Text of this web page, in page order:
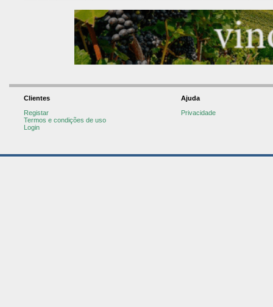
Clientes
Registar
Termos e condições de uso
Login
Ajuda
Privacidade